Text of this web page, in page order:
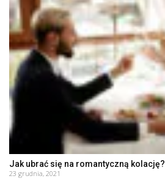
Jak ubrać się na romantyczną kolację?
23 grudnia, 2021